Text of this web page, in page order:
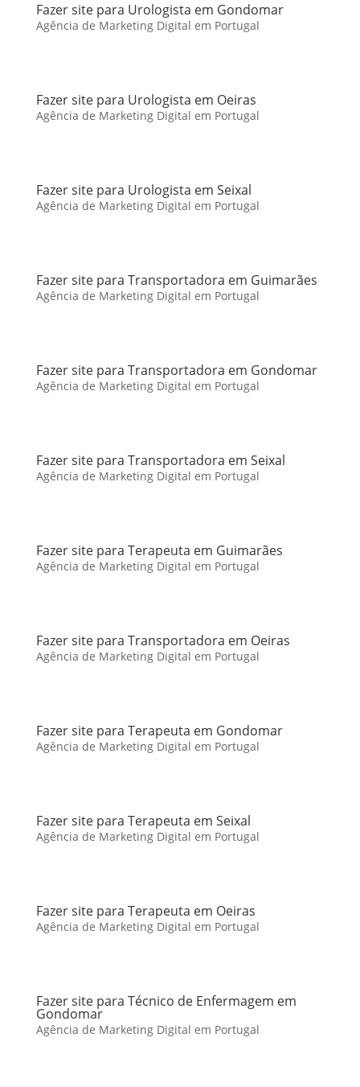
Fazer site para Urologista em Gondomar
Agência de Marketing Digital em Portugal
Fazer site para Urologista em Oeiras
Agência de Marketing Digital em Portugal
Fazer site para Urologista em Seixal
Agência de Marketing Digital em Portugal
Fazer site para Transportadora em Guimarães
Agência de Marketing Digital em Portugal
Fazer site para Transportadora em Gondomar
Agência de Marketing Digital em Portugal
Fazer site para Transportadora em Seixal
Agência de Marketing Digital em Portugal
Fazer site para Terapeuta em Guimarães
Agência de Marketing Digital em Portugal
Fazer site para Transportadora em Oeiras
Agência de Marketing Digital em Portugal
Fazer site para Terapeuta em Gondomar
Agência de Marketing Digital em Portugal
Fazer site para Terapeuta em Seixal
Agência de Marketing Digital em Portugal
Fazer site para Terapeuta em Oeiras
Agência de Marketing Digital em Portugal
Fazer site para Técnico de Enfermagem em
Gondomar
Agência de Marketing Digital em Portugal